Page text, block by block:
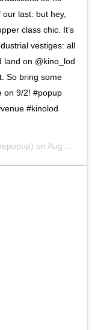
last: but hey,
class chic. It’s
vestiges: all
land on @kino_lod
So bring some
on 9/2! #popup
#kinolod
on Aug 26, 2019 at 6:55am PDT